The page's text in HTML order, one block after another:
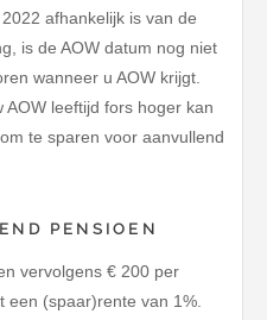
afhankelijk is van de
is de AOW datum nog niet
wanneer u AOW krijgt.
leeftijd fors hoger kan
te sparen voor aanvullend
PENSIOEN
vervolgens € 200 per
een (spaar)rente van 1%.